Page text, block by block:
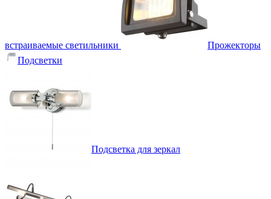
встраиваемые светильники
Прожекторы
Подсветки
Подсветка для зеркал